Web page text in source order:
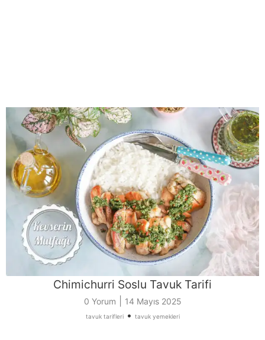
Chimichurri Soslu Tavuk Tarifi
0 Yorum 14 Mayıs 2025
tavuk tarifleri• tavuk yemekleri